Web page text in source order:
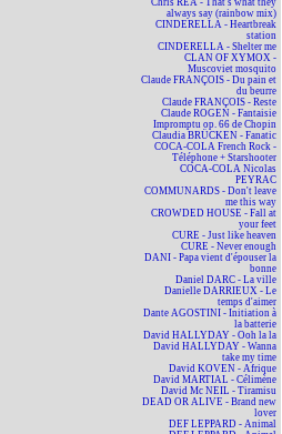
Chris REA - That's what they
always say (rainbow mix)
CINDERELLA - Heartbreak
station
CINDERELLA - Shelter me
CLAN OF XYMOX -
Muscoviet mosquito
Claude FRANÇOIS - Du pain et
du beurre
Claude FRANÇOIS - Reste
Claude ROGEN - Fantaisie
Impromptu op. 66 de Chopin
Claudia BRÜCKEN - Fanatic
COCA-COLA French Rock -
Téléphone + Starshooter
COCA-COLA Nicolas
PEYRAC
COMMUNARDS - Don't leave
me this way
CROWDED HOUSE - Fall at
your feet
CURE - Just like heaven
CURE - Never enough
DANI - Papa vient d'épouser la
bonne
Daniel DARC - La ville
Danielle DARRIEUX - Le
temps d'aimer
Dante AGOSTINI - Initiation à
la batterie
David HALLYDAY - Ooh la la
David HALLYDAY - Wanna
take my time
David KOVEN - Afrique
David MARTIAL - Célimène
David Mc NEIL - Tiramisu
DEAD OR ALIVE - Brand new
lover
DEF LEPPARD - Animal